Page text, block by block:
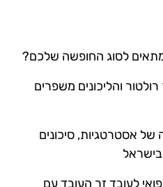
לסוג החופשה שלכם?
והליכונים משפרים
אסטרטגיות, סיכונים
בישראל
לעובד זר העובד עם